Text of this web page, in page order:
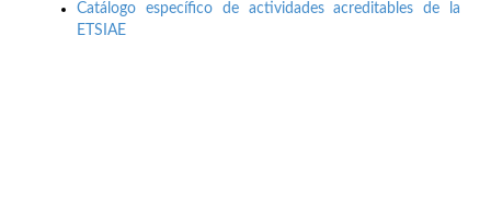
Catálogo específico de actividades acreditables de la
ETSIAE